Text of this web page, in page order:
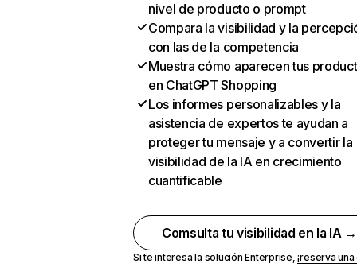
nivel de producto o prompt
Compara la visibilidad y la
con las de la competencia
Muestra cómo aparecen tus
en ChatGPT Shopping
Los informes personalizables y la
asistencia de expertos te ayudan a
proteger tu mensaje y a convertir la
visibilidad de la IA en crecimiento
cuantificable
Comsulta tu visibilidad en la IA →
Si te interesa la solución Enterprise,¡reserva